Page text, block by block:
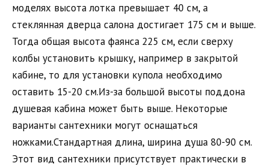
моделях высота лотка превышает 40 см, а
стеклянная дверца салона достигает 175 см и выше.
Тогда общая высота фаянса 225 см, если сверху
колбы установить крышку, например в закрытой
кабине, то для установки купола необходимо
оставить 15-20 см.Из-за большой высоты поддона
душевая кабина может быть выше. Некоторые
варианты сантехники могут оснащаться
ножками.Стандартная длина, ширина душа 80-90 см.
Этот вид сантехники присутствует практически в